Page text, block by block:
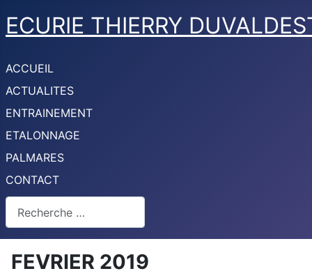
ECURIE THIERRY
ACCUEIL
ACTUALITES
ENTRAINEMENT
ETALONNAGE
PALMARES
CONTACT
FEVRIER 2019